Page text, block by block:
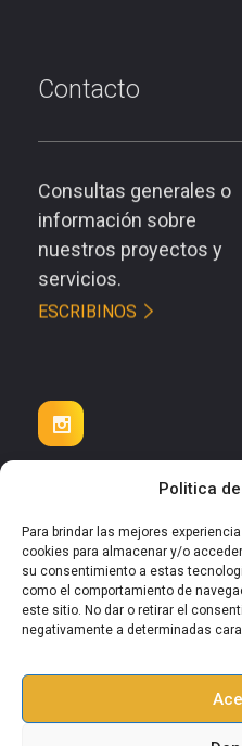
Politica
Para brindar las mejores
cookies para almacenar y/o
su consentimiento a estas
como el comportamiento de
este sitio. No dar o retirar el
negativamente a determinadas
Contacto
Consultas generales o
información sobre
nuestros proyectos y
servicios.
ESCRIBINOS
Latinoamerica. USA. Europa.
© 2025 Goal